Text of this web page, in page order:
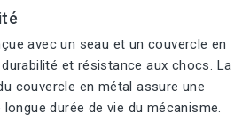
avec un seau et un couvercle en
et résistance aux chocs. La
couvercle en métal assure une
durée de vie du mécanisme.